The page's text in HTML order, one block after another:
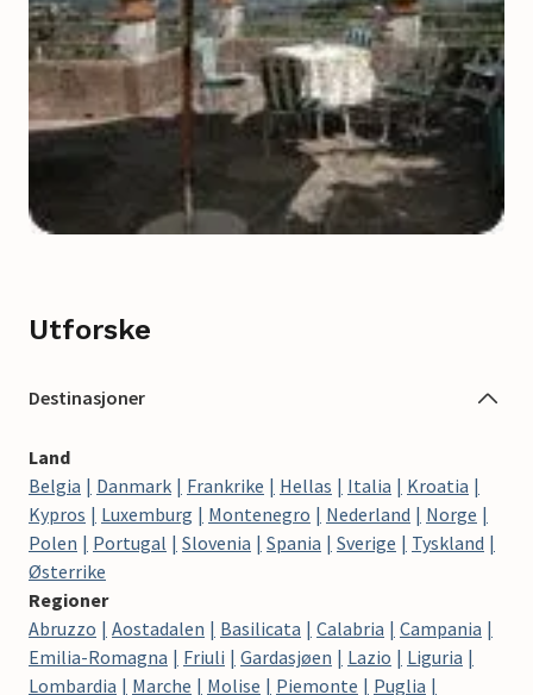
Utforske
Destinasjoner
Land
Belgia
Danmark Frankrike Hellas Italia
Kroatia
Kypros
Luxemburg Montenegro Nederland
Norge
Polen
Portugal Slovenia Spania Sverige
Tyskland
Østerrike
Regioner
Abruzzo
Aostadalen Basilicata Calabria
Campania
Emilia-Romagna
Friuli Gardasjøen Lazio
Liguria
Lombardia
Marche Molise Piemonte
Puglia